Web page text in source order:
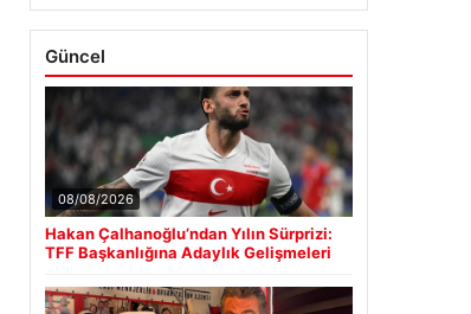
Güncel
08/08/2026
Hakan Çalhanoğlu’ndan Yılın Sürprizi:
TFF Başkanlığına Adaylık Gelişmeleri